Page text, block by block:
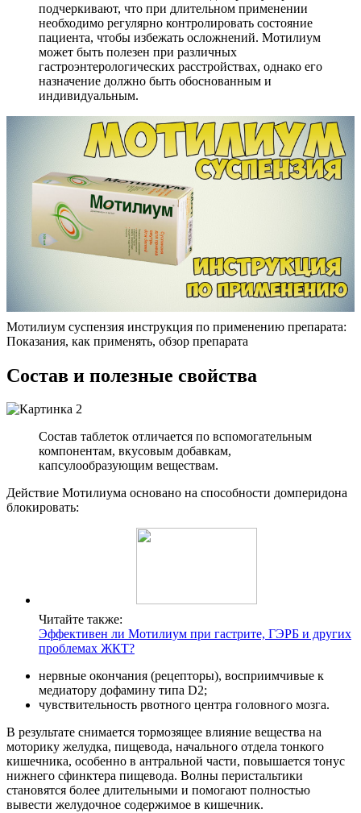
подчеркивают, что при длительном применении
необходимо регулярно контролировать состояние
пациента, чтобы избежать осложнений. Мотилиум
может быть полезен при различных
гастроэнтерологических расстройствах, однако его
назначение должно быть обоснованным и
индивидуальным.
Мотилиум суспензия инструкция по применению препарата:
Показания, как применять, обзор препарата
Состав и полезные свойства
Состав таблеток отличается по вспомогательным
компонентам, вкусовым добавкам,
капсулообразующим веществам.
Действие Мотилиума основано на способности домперидона
блокировать:
Читайте также:
Эффективен ли Мотилиум при гастрите, ГЭРБ и других
проблемах ЖКТ?
нервные окончания (рецепторы), восприимчивые к
медиатору дофамину типа D2;
чувствительность рвотного центра головного мозга.
В результате снимается тормозящее влияние вещества на
моторику желудка, пищевода, начального отдела тонкого
кишечника, особенно в антральной части, повышается тонус
нижнего сфинктера пищевода. Волны перистальтики
становятся более длительными и помогают полностью
вывести желудочное содержимое в кишечник.